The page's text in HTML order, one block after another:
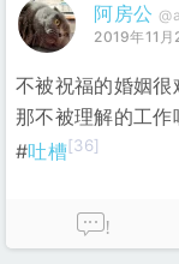
阿房公
2019年11月
不被祝福的婚姻很
那不被理解的工作
#吐槽[36]
!